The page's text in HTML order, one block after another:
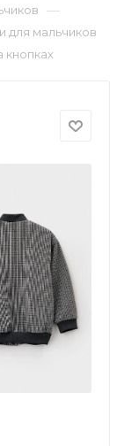
—
для мальчиков
кнопках